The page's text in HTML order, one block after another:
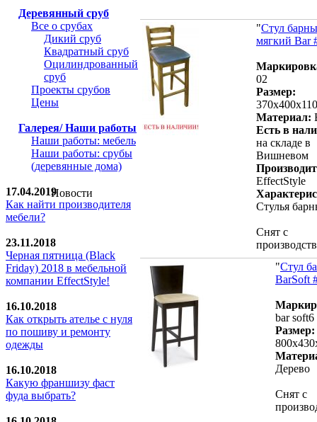
Деревянный сруб
Все о срубах
Дикий сруб
Квадратный сруб
Оцилиндрованный
сруб
Проекты срубов
Цены
Галерея/ Наши работы
Наши работы: мебель
Наши работы: срубы
(деревянные дома)
Новости
17.04.2019
Как найти производителя
мебели?
23.11.2018
Черная пятница (Black
Friday) 2018 в мебельной
компании EffectStyle!
16.10.2018
Как открыть ателье с нуля
по пошиву и ремонту
одежды
16.10.2018
Какую франшизу фаст
фуда выбрать?
"Стул
мягкий Bar
02
Размер:
Материал:
Есть в
на складе в
Вишневом
EffectStyle
Стулья
Снят с
"Стул
BarSoft
bar soft6
Размер:
Дерево
Снят с